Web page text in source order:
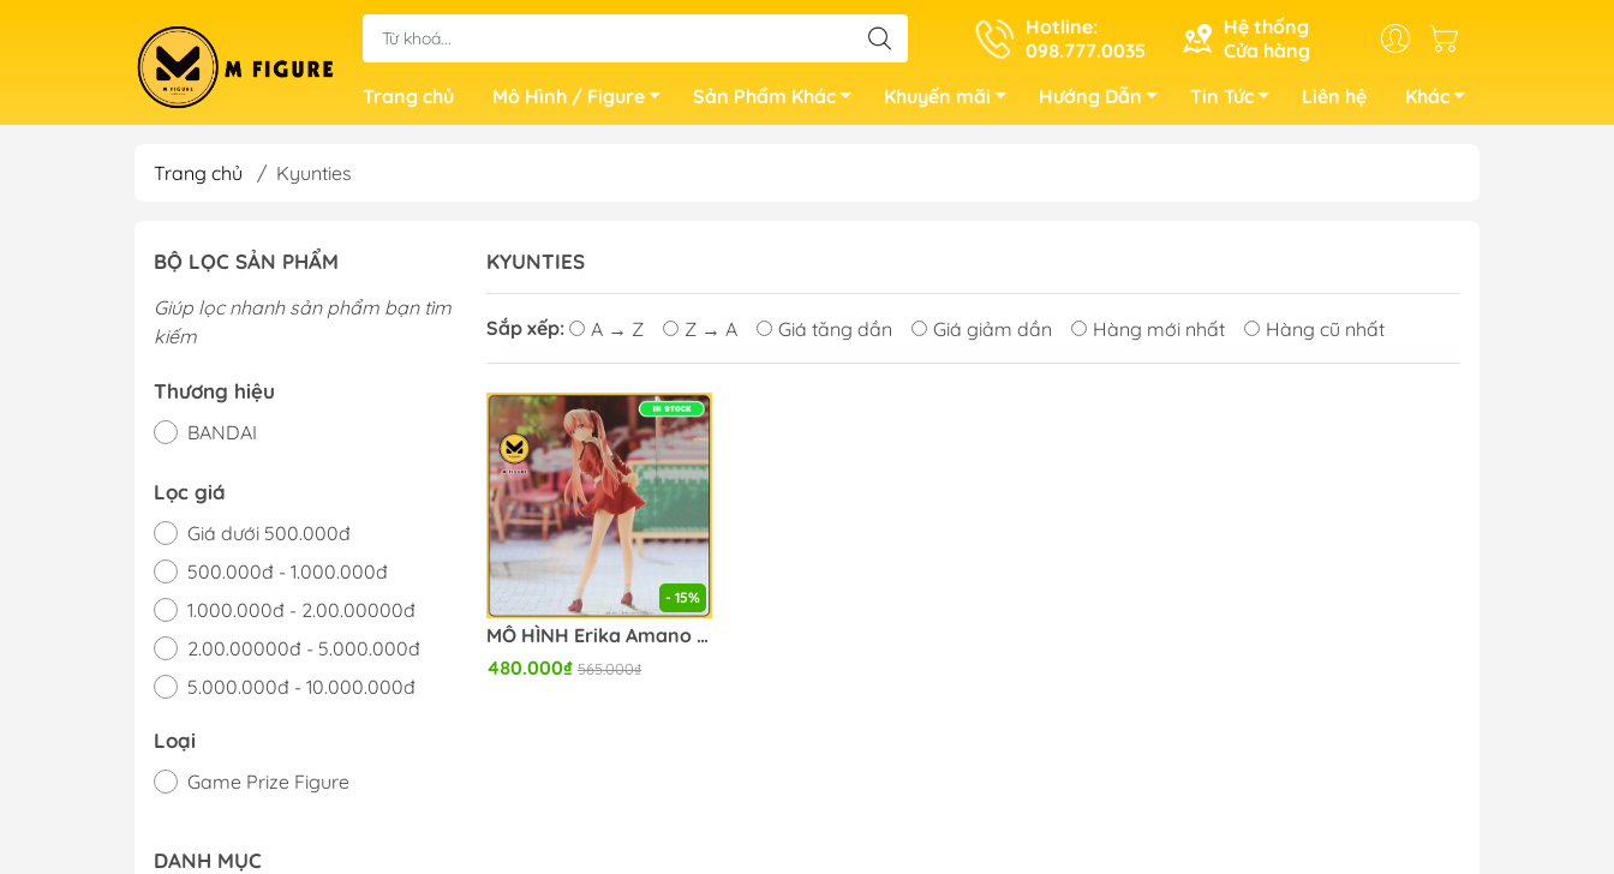
Hotline:
098.777.0035
Hệ thống
Cửa hàng
Trang chủ
Mô Hình / Figure Sản Phẩm Khác Khuyến mãi Hướng Dẫn Tin Tức Liên hệ Khác
Trang chủ / Kyunties
KYUNTIES
Sắp xếp: A → Z Z → A Giá tăng dần Giá giảm dần Hàng mới nhất Hàng cũ nhất
- 15%
MÔ HÌNH Erika Amano - Cuckoo no Iinazuke - Kyunties FIGURE CHÍNH HÃNG
480.000₫ 565.000₫
BỘ LỌC SẢN PHẨM
Giúp lọc nhanh sản phẩm bạn tìm
kiếm
Thương hiệu
BANDAI
Lọc giá
Giá dưới 500.000đ
500.000đ - 1.000.000đ
1.000.000đ - 2.00.00000đ
2.00.00000đ - 5.000.000đ
5.000.000đ - 10.000.000đ
Loại
Game Prize Figure
DANH MỤC